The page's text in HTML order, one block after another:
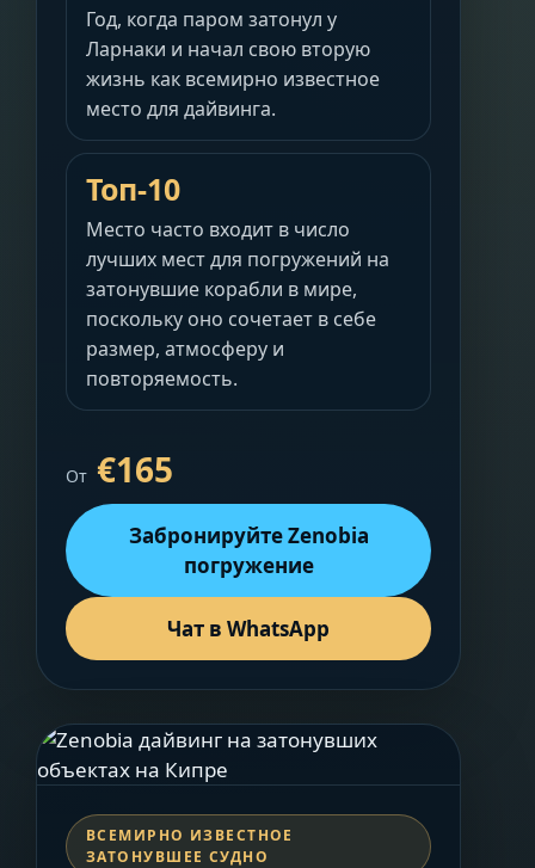
Год, когда паром затонул у
Ларнаки и начал свою вторую
жизнь как всемирно известное
место для дайвинга.
Топ-10
Место часто входит в число
лучших мест для погружений на
затонувшие корабли в мире,
поскольку оно сочетает в себе
размер, атмосферу и
повторяемость.
От €165
Забронируйте Zenobia
погружение
Чат в WhatsApp
ВСЕМИРНО ИЗВЕСТНОЕ
ЗАТОНУВШЕЕ СУДНО